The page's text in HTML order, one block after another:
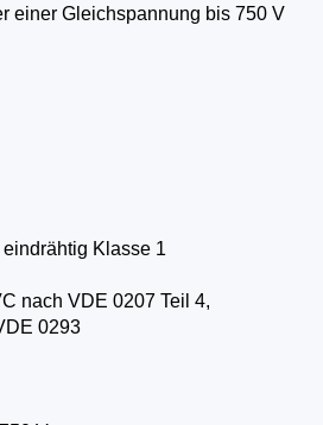
einer Gleichspannung bis 750 V
Klasse 1
nach VDE 0207 Teil 4,
0293